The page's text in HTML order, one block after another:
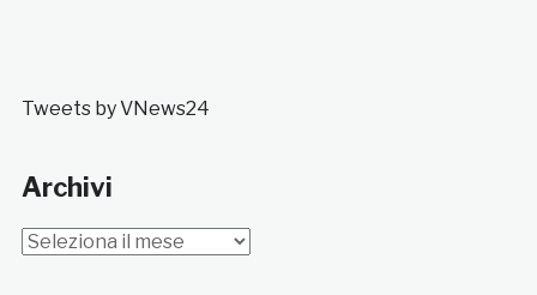
Tweets by VNews24
Archivi
Archivi